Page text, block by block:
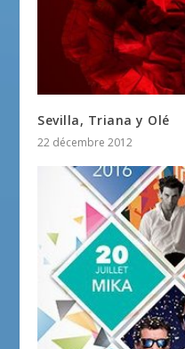
Sevilla, Triana y Olé
22 décembre 2012